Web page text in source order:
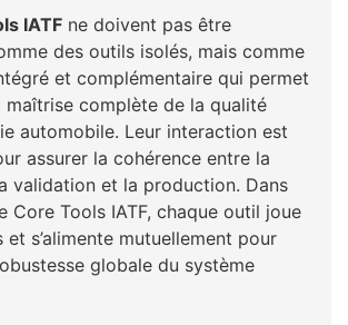
IATF ne doivent pas être
des outils isolés, mais comme
et complémentaire qui permet
maîtrise complète de la qualité
automobile. Leur interaction est
assurer la cohérence entre la
validation et la production. Dans
Core Tools IATF, chaque outil joue
et s’alimente mutuellement pour
globale du système